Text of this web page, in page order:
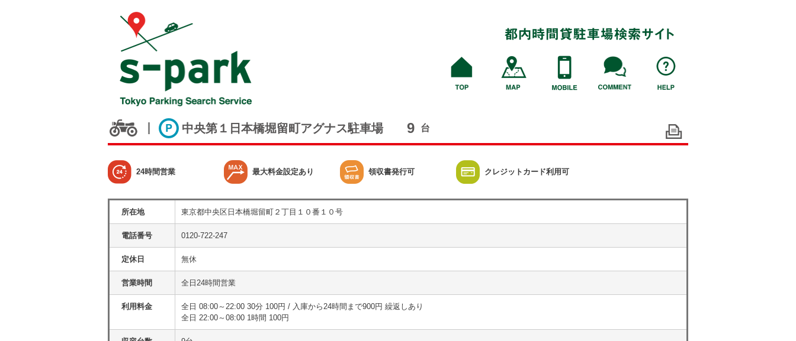
中央第１日本橋堀留町アグナス駐車場 9 台
24時間営業 最大料金設定あり 領収書発行可 クレジットカード利用可
所在地 東京都中央区日本橋堀留町２丁目１０番１０号
電話番号 0120-722-247
定休日 無休
営業時間 全日24時間営業
利用料金
全日 08:00～22:00 30分 100円 / 入庫から24時間まで900円 繰返しあり
全日 22:00～08:00 1時間 100円